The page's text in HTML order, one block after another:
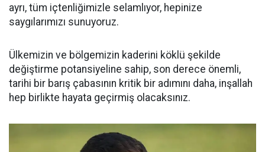
ayrı, tüm içtenliğimizle selamlıyor, hepinize
saygılarımızı sunuyoruz.
Ülkemizin ve bölgemizin kaderini köklü şekilde
değiştirme potansiyeline sahip, son derece önemli,
tarihi bir barış çabasının kritik bir adımını daha, inşallah
hep birlikte hayata geçirmiş olacaksınız.